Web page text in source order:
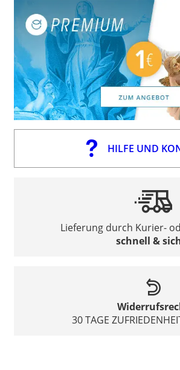
HILFE UND
Lieferung durch Kurier-
schnell &
30 TAGE